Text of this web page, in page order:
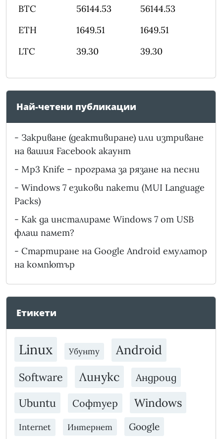
BTC
56144.53
56144.53
ETH
1649.51
1649.51
LTC
39.30 39.30
Най-четени публикации
- Закриване (деактивиране) или изтриване
на вашия Facebook акаунт
- Mp3 Knife – програма за рязане на песни
- Windows 7 езикови пакети (MUI Language
Packs)
- Как да инсталираме Windows 7 от USB
флаш памет?
- Стартиране на Google Android емулатор
на компютър
Етикети
Linux Убунту Android
Software Линукс Андроид
Ubuntu Софтуер Windows
Internet Интернет Google